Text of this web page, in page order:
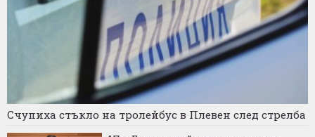
Счупиха стъкло на тролейбус в Плевен след стрелба